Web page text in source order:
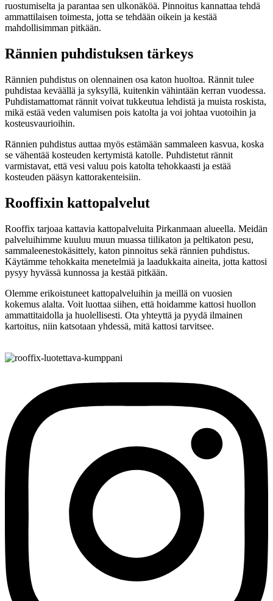
ruostumiselta ja parantaa sen ulkonäköä. Pinnoitus kannattaa tehdä
ammattilaisen toimesta, jotta se tehdään oikein ja kestää
mahdollisimman pitkään.
Rännien puhdistuksen tärkeys
Rännien puhdistus on olennainen osa katon huoltoa. Rännit tulee
puhdistaa keväällä ja syksyllä, kuitenkin vähintään kerran vuodessa.
Puhdistamattomat rännit voivat tukkeutua lehdistä ja muista roskista,
mikä estää veden valumisen pois katolta ja voi johtaa vuotoihin ja
kosteusvaurioihin.
Rännien puhdistus auttaa myös estämään sammaleen kasvua, koska
se vähentää kosteuden kertymistä katolle. Puhdistetut rännit
varmistavat, että vesi valuu pois katolta tehokkaasti ja estää
kosteuden pääsyn kattorakenteisiin.
Rooffixin kattopalvelut
Rooffix tarjoaa kattavia kattopalveluita Pirkanmaan alueella. Meidän
palveluihimme kuuluu muun muassa tiilikaton ja peltikaton pesu,
sammaleenestokäsittely, katon pinnoitus sekä rännien puhdistus.
Käytämme tehokkaita menetelmiä ja laadukkaita aineita, jotta kattosi
pysyy hyvässä kunnossa ja kestää pitkään.
Olemme erikoistuneet kattopalveluihin ja meillä on vuosien
kokemus alalta. Voit luottaa siihen, että hoidamme kattosi huollon
ammattitaidolla ja huolellisesti. Ota yhteyttä ja pyydä ilmainen
kartoitus, niin katsotaan yhdessä, mitä kattosi tarvitsee.